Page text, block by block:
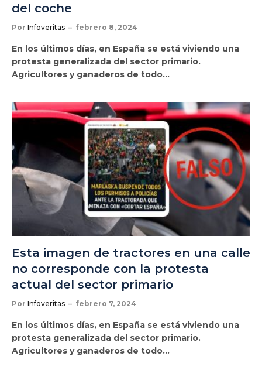
del coche
Por Infoveritas febrero 8, 2024
En los últimos días, en España se está viviendo una
protesta generalizada del sector primario.
Agricultores y ganaderos de todo…
Esta imagen de tractores en una calle
no corresponde con la protesta
actual del sector primario
Por Infoveritas febrero 7, 2024
En los últimos días, en España se está viviendo una
protesta generalizada del sector primario.
Agricultores y ganaderos de todo…